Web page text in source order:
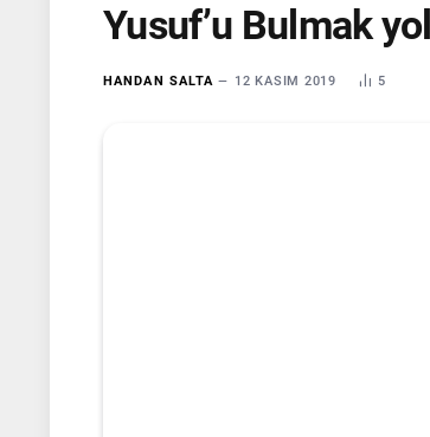
Yusuf’u Bulmak
HANDAN SALTA 12 KASIM 2019 5